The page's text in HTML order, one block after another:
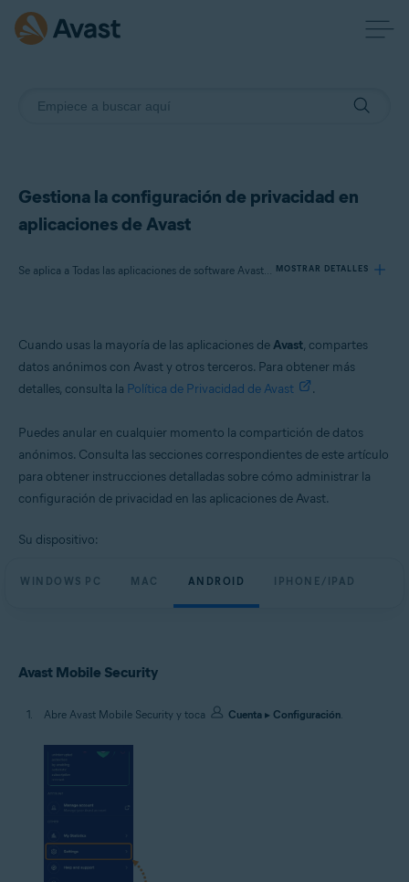
Gestiona la configuración de privacidad en
aplicaciones de Avast
Se aplica a Todas las aplicaciones de software Avast para particulares MOSTRAR DETALLES
Productos:
Todas las aplicaciones de software Avast para particulares
Todas las plataformas admitidas
Cuando usas la mayoría de las aplicaciones deAvast, compartes
datos anónimos con Avast y otros terceros. Para obtener más
detalles, consulta la Política de Privacidad de Avast .
Puedes anular en cualquier momento la compartición de datos
anónimos. Consulta las secciones correspondientes de este artículo
para obtener instrucciones detalladas sobre cómo administrar la
configuración de privacidad en las aplicaciones de Avast.
Su dispositivo:
WINDOWS PC MAC ANDROID IPHONE/IPAD
Avast Mobile Security
Abre Avast Mobile Security y toca Cuenta ▸ Configuración.